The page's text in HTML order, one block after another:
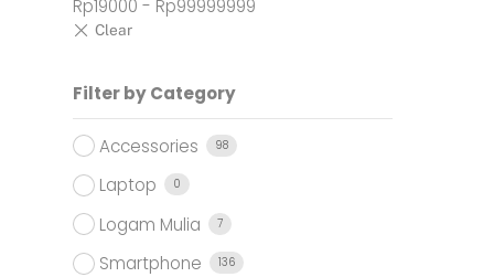
Rp19000 - Rp99999999
Filter by Category
Accessories 98
Laptop 0
Logam Mulia 7
Smartphone 136